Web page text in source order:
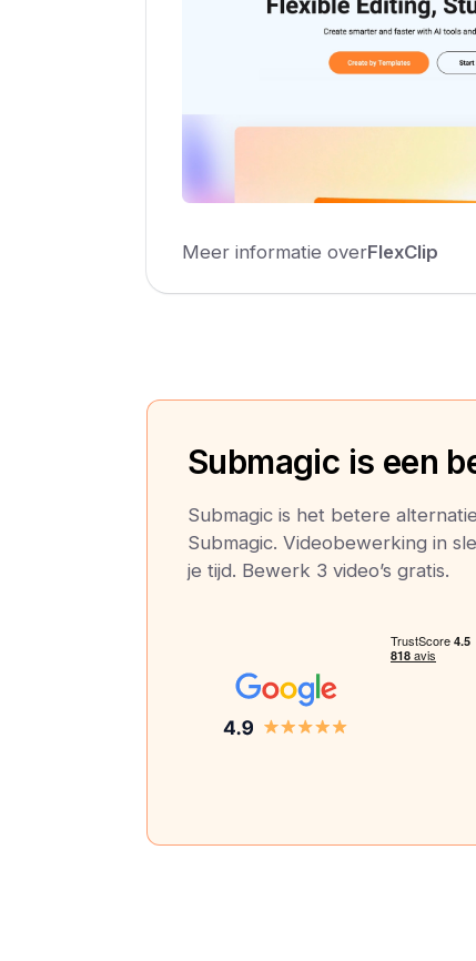
Meer informatie overFlexClip
Submagic is een
Submagic is het betere
Submagic. Videobewerking in
je tijd. Bewerk 3 video’s gratis.